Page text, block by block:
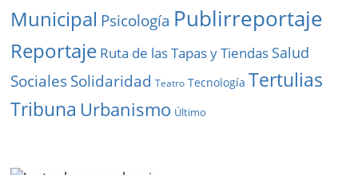
Municipal Psicología Publirreportaje
Reportaje Ruta de las Tapas y Tiendas Salud
SocialesSolidaridad Teatro Tecnología Tertulias
Tribuna Urbanismo Último